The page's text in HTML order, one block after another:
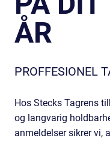
ÅR
PROFFESIONEL
Hos Stecks Tagrens
og langvarig
anmeldelser sikrer vi,